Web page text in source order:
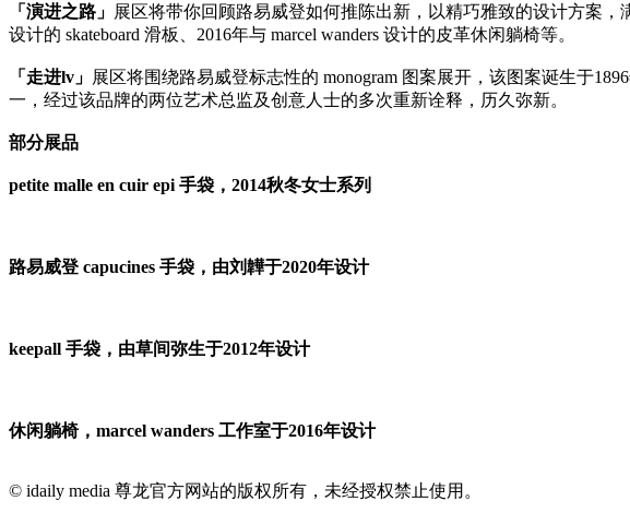
「演进之路」 展区将带你回顾路易威登如何推陈出新，以精巧雅致的设计方案，
设计的 skateboard 滑板、2016年与 marcel wanders 设计的皮革休闲躺椅等。
「走进lv」 展区将围绕路易威登标志性的 monogram 图案展开，该图案诞生于
一，经过该品牌的两位艺术总监及创意人士的多次重新诠释，历久弥新。
部分展品
petite malle en cuir epi 手袋，2014秋冬女士系列
路易威登 capucines 手袋，由刘韡于2020年设计
keepall 手袋，由草间弥生于2012年设计
休闲躺椅，marcel wanders 工作室于2016年设计
© idaily media 尊龙官方网站的版权所有，未经授权禁止使用。